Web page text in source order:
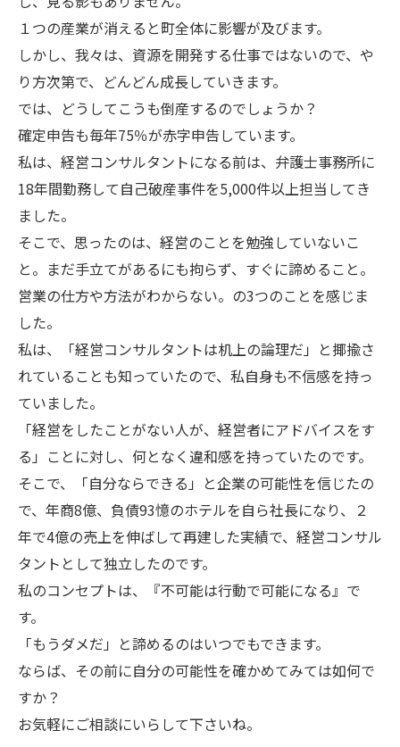
１つの産業が消えると町全体に影響が及びます。
しかし、我々は、資源を開発する仕事ではないので、や
り方次第で、どんどん成長していきます。
では、どうしてこうも倒産するのでしょうか？
確定申告も毎年75％が赤字申告しています。
私は、経営コンサルタントになる前は、弁護士事務所に
18年間勤務して自己破産事件を5,000件以上担当してき
ました。
そこで、思ったのは、経営のことを勉強していないこ
と。まだ手立てがあるにも拘らず、すぐに諦めること。
営業の仕方や方法がわからない。の3つのことを感じま
した。
私は、「経営コンサルタントは机上の論理だ」と揶揄さ
れていることも知っていたので、私自身も不信感を持っ
ていました。
「経営をしたことがない人が、経営者にアドバイスをす
る」ことに対し、何となく違和感を持っていたのです。
そこで、「自分ならできる」と企業の可能性を信じたの
で、年商8億、負債93憶のホテルを自ら社長になり、２
年で4億の売上を伸ばして再建した実績で、経営コンサル
タントとして独立したのです。
私のコンセプトは、『不可能は行動で可能になる』で
す。
「もうダメだ」と諦めるのはいつでもできます。
ならば、その前に自分の可能性を確かめてみては如何で
すか？
お気軽にご相談にいらして下さいね。